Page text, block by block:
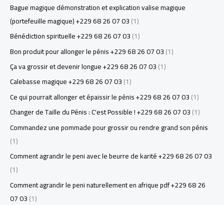
Bague magique démonstration et explication valise magique
(portefeuille magique) +229 68 26 07 03(1)
Bénédiction spirituelle +229 68 26 07 03(1)
Bon produit pour allonger le pénis +229 68 26 07 03(1)
Ça va grossir et devenir longue +229 68 26 07 03(1)
Calebasse magique +229 68 26 07 03(1)
Ce qui pourrait allonger et épaissir le pénis +229 68 26 07 03(1)
Changer de Taille du Pénis : C'est Possible ! +229 68 26 07 03(1)
Commandez une pommade pour grossir ou rendre grand son pénis
(1)
Comment agrandir le peni avec le beurre de karité +229 68 26 07 03
(1)
Comment agrandir le peni naturellement en afrique pdf +229 68 26
07 03(1)